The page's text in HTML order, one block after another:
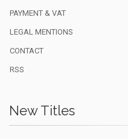
PAYMENT & VAT
LEGAL MENTIONS
CONTACT
RSS
New Titles